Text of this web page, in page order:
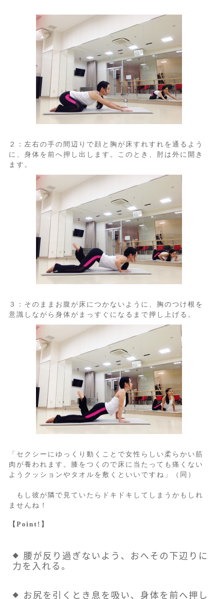
２：左右の手の間辺りで顔と胸が床すれすれを通るよう
に、身体を前へ押し出します。このとき、肘は外に開き
ます。
３：そのままお腹が床につかないように、胸のつけ根を
意識しながら身体がまっすぐになるまで押し上げる。
「セクシーにゆっくり動くことで女性らしい柔らかい筋
肉が養われます。膝をつくので床に当たっても痛くない
ようクッションやタオルを敷くといいですね」（同）
もし彼が隣で見ていたらドキドキしてしまうかもしれ
ませんね！
【Point!】
腰が反り過ぎないよう、おへその下辺りに
力を入れる。
お尻を引くとき息を吸い、身体を前へ押し